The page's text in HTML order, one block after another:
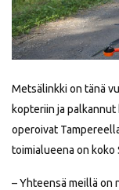
Metsälinkki on tänä
kopteriin ja
operoivat
toimialueena on koko
– Yhteensä meillä on